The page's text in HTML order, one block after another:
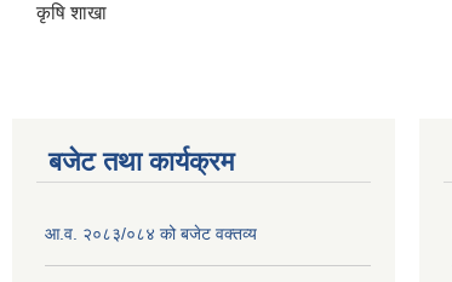
कृषि शाखा
बजेट तथा कार्यक्रम
आ.व. २०८३/०८४ को बजेट वक्तव्य